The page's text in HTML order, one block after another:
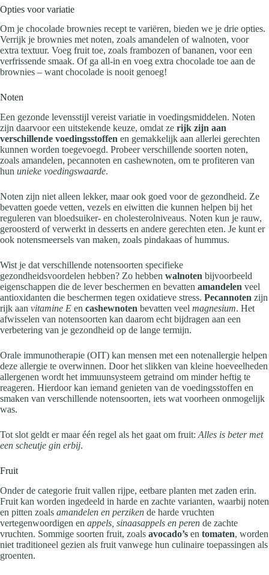
Opties voor variatie
Om je chocolade brownies recept te variëren, bieden we je drie opties.
Verrijk je brownies met noten, zoals amandelen of walnoten, voor
extra textuur. Voeg fruit toe, zoals frambozen of bananen, voor een
verfrissende smaak. Of ga all-in en voeg extra chocolade toe aan de
brownies – want chocolade is nooit genoeg!
Noten
Een gezonde levensstijl vereist variatie in voedingsmiddelen. Noten
zijn daarvoor een uitstekende keuze, omdat ze rijk zijn aan
verschillende voedingsstoffen en gemakkelijk aan allerlei gerechten
kunnen worden toegevoegd. Probeer verschillende soorten noten,
zoals amandelen, pecannoten en cashewnoten, om te profiteren van
hun unieke voedingswaarde.
Noten zijn niet alleen lekker, maar ook goed voor de gezondheid. Ze
bevatten goede vetten, vezels en eiwitten die kunnen helpen bij het
reguleren van bloedsuiker- en cholesterolniveaus. Noten kun je rauw,
geroosterd of verwerkt in desserts en andere gerechten eten. Je kunt er
ook notensmeersels van maken, zoals pindakaas of hummus.
Wist je dat verschillende notensoorten specifieke
gezondheidsvoordelen hebben? Zo hebben walnoten bijvoorbeeld
eigenschappen die de lever beschermen en bevatten amandelen veel
antioxidanten die beschermen tegen oxidatieve stress. Pecannoten zijn
rijk aan vitamine E en cashewnoten bevatten veel magnesium. Het
afwisselen van notensoorten kan daarom echt bijdragen aan een
verbetering van je gezondheid op de lange termijn.
Orale immunotherapie (OIT) kan mensen met een notenallergie helpen
deze allergie te overwinnen. Door het slikken van kleine hoeveelheden
allergenen wordt het immuunsysteem getraind om minder heftig te
reageren. Hierdoor kan iemand genieten van de voedingsstoffen en
smaken van verschillende notensoorten, iets wat voorheen onmogelijk
was.
Tot slot geldt er maar één regel als het gaat om fruit: Alles is beter met
een scheutje gin erbij.
Fruit
Onder de categorie fruit vallen rijpe, eetbare planten met zaden erin.
Fruit kan worden ingedeeld in harde en zachte varianten, waarbij noten
en pitten zoals amandelen en perziken de harde vruchten
vertegenwoordigen en appels, sinaasappels en peren de zachte
vruchten. Sommige soorten fruit, zoals avocado’s en tomaten, worden
niet traditioneel gezien als fruit vanwege hun culinaire toepassingen als
groenten.